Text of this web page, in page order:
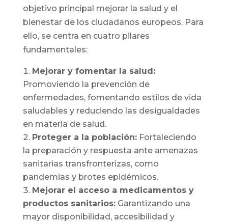
objetivo principal mejorar la salud y el
bienestar de los ciudadanos europeos. Para
ello, se centra en cuatro pilares
fundamentales:
Mejorar y fomentar la salud:
Promoviendo la prevención de
enfermedades, fomentando estilos de vida
saludables y reduciendo las desigualdades
en materia de salud.
Proteger a la población:Fortaleciendo
la preparación y respuesta ante amenazas
sanitarias transfronterizas, como
pandemias y brotes epidémicos.
Mejorar el acceso a medicamentos y
productos sanitarios:Garantizando una
mayor disponibilidad, accesibilidad y